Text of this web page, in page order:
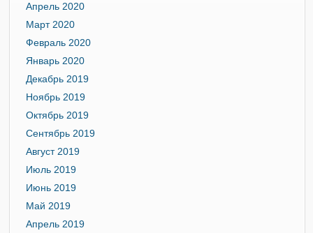
Апрель 2020
Март 2020
Февраль 2020
Январь 2020
Декабрь 2019
Ноябрь 2019
Октябрь 2019
Сентябрь 2019
Август 2019
Июль 2019
Июнь 2019
Май 2019
Апрель 2019